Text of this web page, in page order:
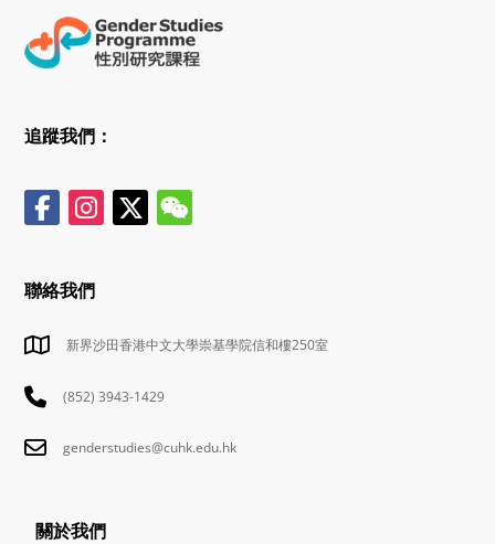
追蹤我們：
聯絡我們
新界沙田香港中文大學崇基學院信和樓250室
(852) 3943-1429
genderstudies@cuhk.edu.hk
關於我們